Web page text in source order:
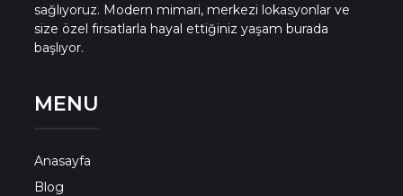
sağlıyoruz. Modern mimari, merkezi lokasyonlar ve
size özel fırsatlarla hayal ettiğiniz yaşam burada
başlıyor.
MENU
Anasayfa
Blog